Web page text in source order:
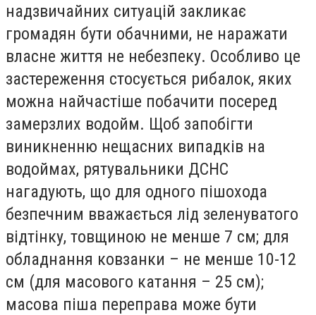
надзвичайних ситуацій закликає
громадян бути обачними, не наражати
власне життя не небезпеку. Особливо це
застереження стосується рибалок, яких
можна найчастіше побачити посеред
замерзлих водойм. Щоб запобігти
виникненню нещасних випадків на
водоймах, рятувальники ДСНС
нагадують, що для одного пішохода
безпечним вважається лід зеленуватого
відтінку, товщиною не менше 7 см; для
обладнання ковзанки – не менше 10-12
см (для масового катання – 25 см);
масова піша переправа може бути